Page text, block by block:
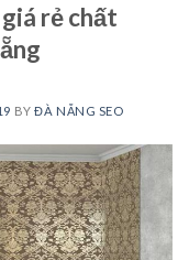
rẻ chất
BYĐÀ NẴNG SEO